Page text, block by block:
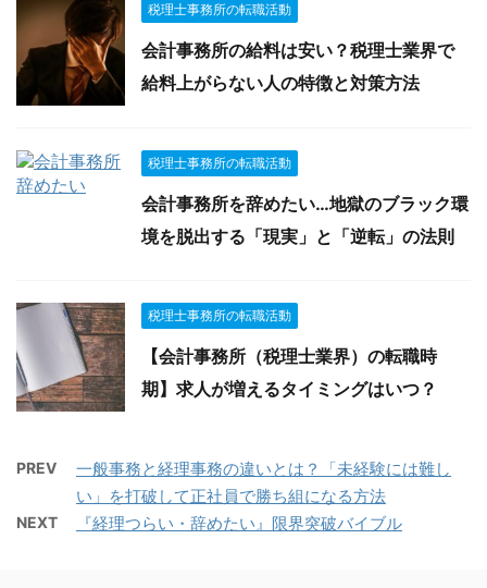
税理士事務所の転職活動
会計事務所の給料は安い？税理士業界で
給料上がらない人の特徴と対策方法
税理士事務所の転職活動
会計事務所を辞めたい…地獄のブラック環
境を脱出する「現実」と「逆転」の法則
税理士事務所の転職活動
【会計事務所（税理士業界）の転職時
期】求人が増えるタイミングはいつ？
PREV
一般事務と経理事務の違いとは？「未経験には難し
い」を打破して正社員で勝ち組になる方法
NEXT 『経理つらい・辞めたい』限界突破バイブル